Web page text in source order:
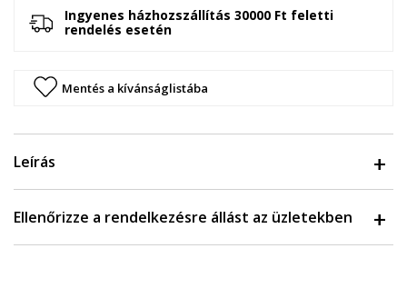
Ingyenes házhozszállítás 30000 Ft feletti
rendelés esetén
Mentés a kívánságlistába
Leírás
Ellenőrizze a rendelkezésre állást az üzletekben